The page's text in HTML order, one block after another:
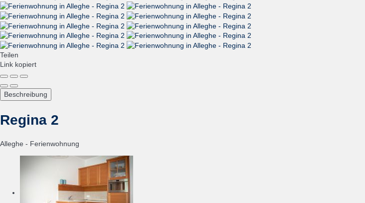
Teilen
Link kopiert
Beschreibung
Regina 2
Alleghe - Ferienwohnung